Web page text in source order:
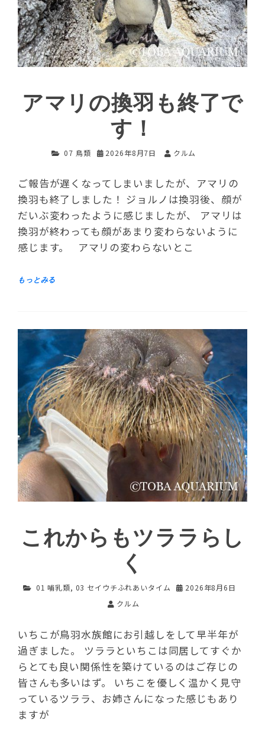
アマリの換羽も終了で
す！
07 鳥類 2026年8月7日 クルム
ご報告が遅くなってしまいましたが、アマリの
換羽も終了しました！ ジョルノは換羽後、顔が
だいぶ変わったように感じましたが、 アマリは
換羽が終わっても顔があまり変わらないように
感じます。 アマリの変わらないとこ
これからもツララらし
く
01 哺乳類, 03 セイウチふれあいタイム
2026年8月6日
クルム
いちこが鳥羽水族館にお引越しをして早半年が
過ぎました。 ツララといちこは同居してすぐか
らとても良い関係性を築けているのはご存じの
皆さんも多いはず。 いちこを優しく温かく見守
っているツララ、お姉さんになった感じもあり
ますが